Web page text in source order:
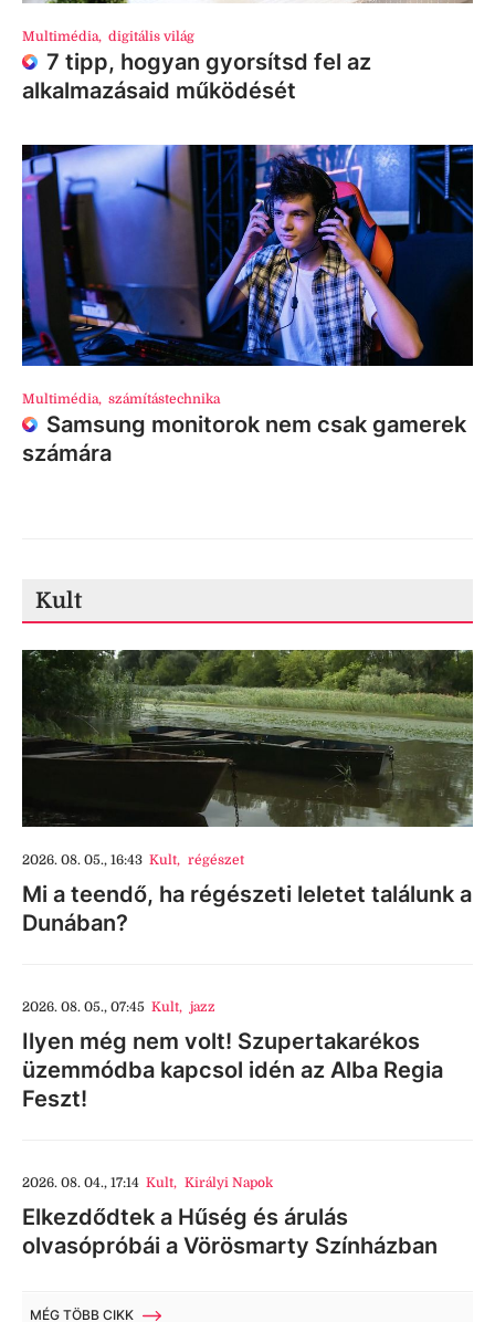
Multimédia, digitális világ
7 tipp, hogyan gyorsítsd fel az
alkalmazásaid működését
Multimédia, számítástechnika
Samsung monitorok nem csak gamerek
számára
Kult
2026. 08. 05., 16:43 Kult, régészet
Mi a teendő, ha régészeti leletet találunk a
Dunában?
2026. 08. 05., 07:45 Kult, jazz
Ilyen még nem volt! Szupertakarékos
üzemmódba kapcsol idén az Alba Regia
Feszt!
2026. 08. 04., 17:14 Kult, Királyi Napok
Elkezdődtek a Hűség és árulás
olvasópróbái a Vörösmarty Színházban
MÉG TÖBB CIKK